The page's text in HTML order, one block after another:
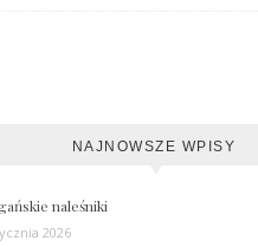
NAJNOWSZE WPISY
naleśniki
2026